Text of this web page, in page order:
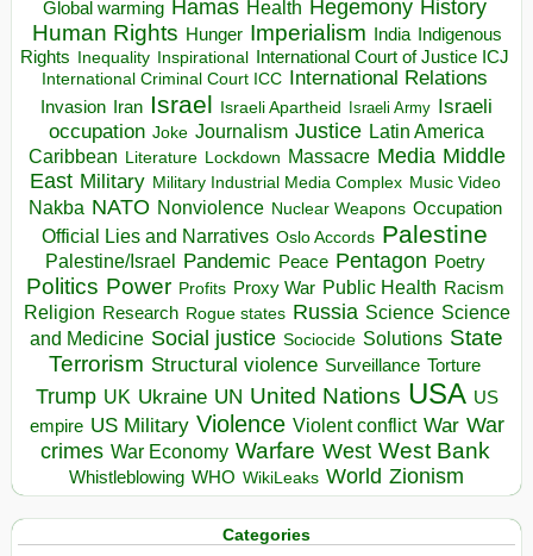
Global warming Hamas Health Hegemony History
Human Rights Hunger Imperialism India Indigenous
Rights Inequality Inspirational
International Court of Justice ICJ
International Criminal Court ICC International Relations
Invasion Iran Israel Israeli Apartheid Israeli Army Israeli
occupation Joke Journalism Justice Latin America
Caribbean Literature Lockdown Massacre Media Middle
East Military Military Industrial Media Complex Music Video
Nakba NATO Nonviolence Nuclear Weapons Occupation
Official Lies and Narratives Oslo Accords Palestine
Palestine/Israel Pandemic Peace Pentagon Poetry
Politics Power Profits Proxy War Public Health Racism
Religion Research Rogue states Russia Science Science
and Medicine Social justice Sociocide Solutions State
Terrorism Structural violence Surveillance Torture
Trump UK Ukraine UN United Nations USA US
empire US Military Violence Violent conflict War War
crimes War Economy Warfare West West Bank
Whistleblowing WHO WikiLeaks World Zionism
Categories